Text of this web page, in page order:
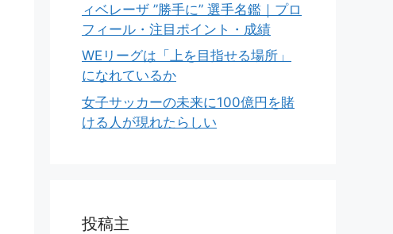
ィベレーザ ”勝手に” 選手名鑑｜プロ
フィール・注目ポイント・成績
WEリーグは「上を目指せる場所」
になれているか
女子サッカーの未来に100億円を賭
ける人が現れたらしい
投稿主